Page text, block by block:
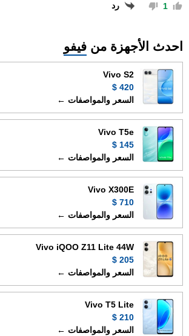
1 رد
احدث الأجهزة من فيفو
Vivo S2
420 $
السعر والمواصفات ←
Vivo T5e
145 $
السعر والمواصفات ←
Vivo X300E
710 $
السعر والمواصفات ←
Vivo iQOO Z11 Lite 44W
205 $
السعر والمواصفات ←
Vivo T5 Lite
210 $
السعر والمواصفات ←